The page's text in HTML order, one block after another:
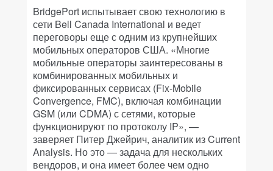
BridgePort испытывает свою технологию в
сети Bell Canada International и ведет
переговоры еще с одним из крупнейших
мобильных операторов США. «Многие
мобильные операторы заинтересованы в
комбинированных мобильных и
фиксированных сервисах (Fix-Mobile
Convergence, FMC), включая комбинации
GSM (или CDMA) с сетями, которые
функционируют по протоколу IP», —
заверяет Питер Джейрич, аналитик из Current
Analysis. Но это — задача для нескольких
вендоров, и она имеет более чем одно